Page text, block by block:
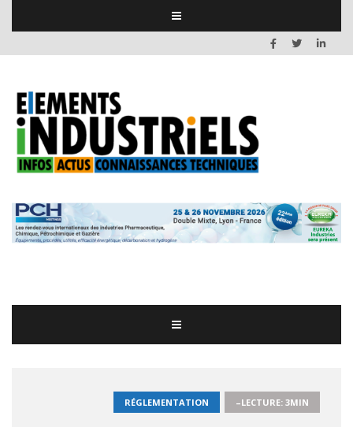
RÉGLEMENTATION –LECTURE: 3MIN